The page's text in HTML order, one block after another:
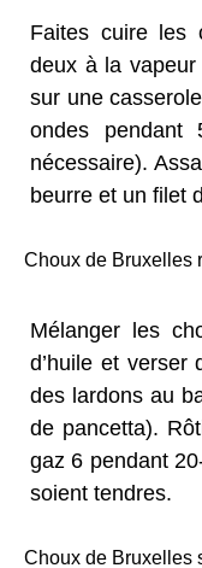
Faites cuire les
deux à la
sur une
ondes pendant
nécessaire).
beurre et un filet
Choux de Bruxelles
Mélanger les
d’huile et verser
des lardons au
de pancetta).
gaz 6 pendant
soient tendres.
Choux de Bruxelles